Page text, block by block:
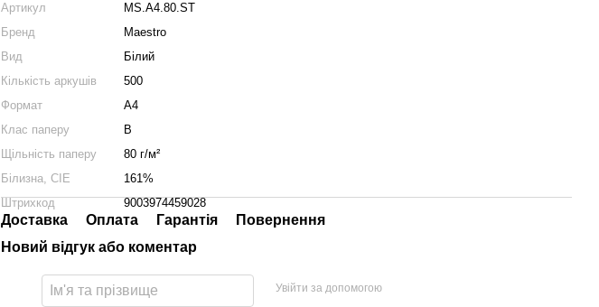
Артикул
MS.A4.80.ST
Бренд
Maestro
Вид
Білий
Кількість аркушів
500
Формат
A4
Клас паперу
B
Щільність паперу
80 г/м²
Білизна, CIE
161%
Штрихкод
9003974459028
Доставка Оплата Гарантія
Повернення
Новий відгук або коментар
Увійти за допомогою